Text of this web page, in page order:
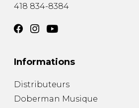
418 834-8384
Informations
Distributeurs
Doberman Musique